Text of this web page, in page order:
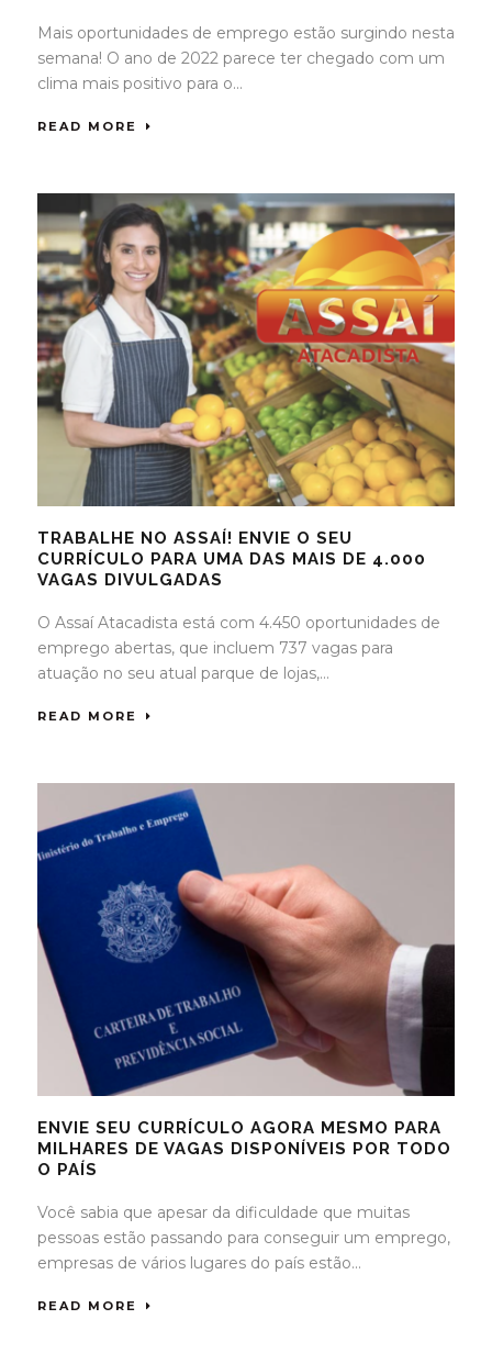
Mais oportunidades de emprego estão surgindo nesta
semana! O ano de 2022 parece ter chegado com um
clima mais positivo para o...
READ MORE
TRABALHE NO ASSAÍ! ENVIE O SEU
CURRÍCULO PARA UMA DAS MAIS DE 4.000
VAGAS DIVULGADAS
O Assaí Atacadista está com 4.450 oportunidades de
emprego abertas, que incluem 737 vagas para
atuação no seu atual parque de lojas,...
READ MORE
ENVIE SEU CURRÍCULO AGORA MESMO PARA
MILHARES DE VAGAS DISPONÍVEIS POR TODO
O PAÍS
Você sabia que apesar da dificuldade que muitas
pessoas estão passando para conseguir um emprego,
empresas de vários lugares do país estão...
READ MORE